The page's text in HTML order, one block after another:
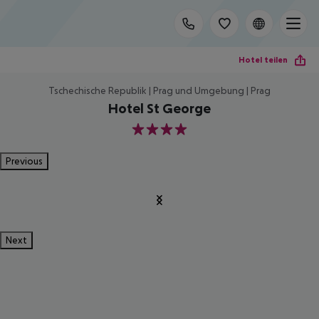
Hotel teilen
Tschechische Republik | Prag und Umgebung | Prag
Hotel St George
4
Previous
Next